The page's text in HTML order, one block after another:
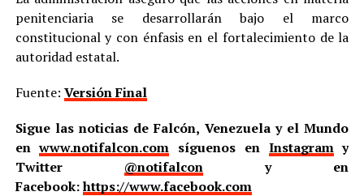
penitenciaria se desarrollarán bajo el marco
constitucional y con énfasis en el fortalecimiento de la
autoridad estatal.
Fuente: Versión Final
Sigue las noticias de Falcón, Venezuela y el Mundo
enwww.notifalcon.com síguenos en Instagramy
Twitter @notifalcony en
Facebook:https://www.facebook.com